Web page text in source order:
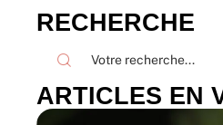
RECHERCHE
ARTICLES EN